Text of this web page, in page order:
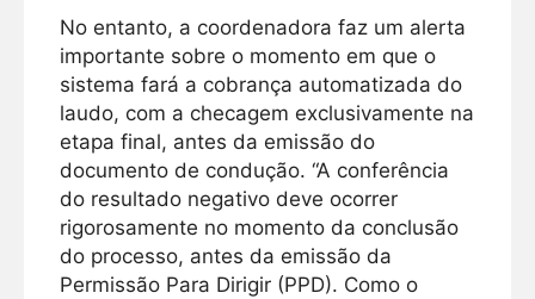
No entanto, a coordenadora faz um alerta
importante sobre o momento em que o
sistema fará a cobrança automatizada do
laudo, com a checagem exclusivamente na
etapa final, antes da emissão do
documento de condução. “A conferência
do resultado negativo deve ocorrer
rigorosamente no momento da conclusão
do processo, antes da emissão da
Permissão Para Dirigir (PPD). Como o